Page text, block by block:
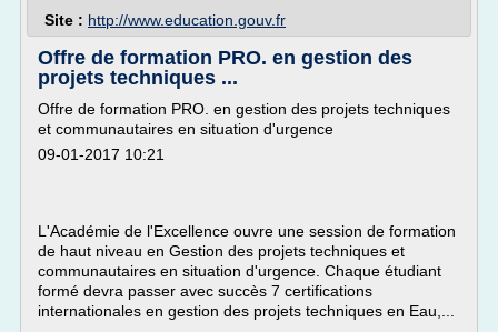
Site : http://www.education.gouv.fr
Offre de formation PRO. en gestion des
projets techniques ...
Offre de formation PRO. en gestion des projets techniques
et communautaires en situation d'urgence
09-01-2017 10:21
L'Académie de l'Excellence ouvre une session de formation
de haut niveau en Gestion des projets techniques et
communautaires en situation d'urgence. Chaque étudiant
formé devra passer avec succès 7 certifications
internationales en gestion des projets techniques en Eau,...